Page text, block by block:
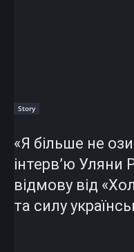
Story
«Я більше не
інтерв’ю Уляни
відмову від
та силу